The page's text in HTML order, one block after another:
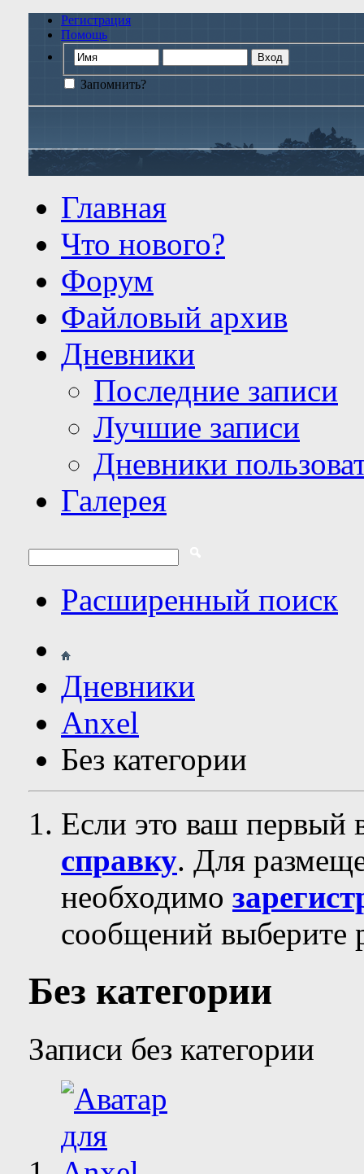
Регистрация
Помощь
Запомнить?
Главная
Что нового?
Форум
Файловый архив
Дневники
Последние записи
Лучшие записи
Дневники
Галерея
Расширенный поиск
Дневники
Anxel
Без категории
Если это ваш первый
справку. Для
необходимо
сообщений выберите
Без категории
Записи без категории